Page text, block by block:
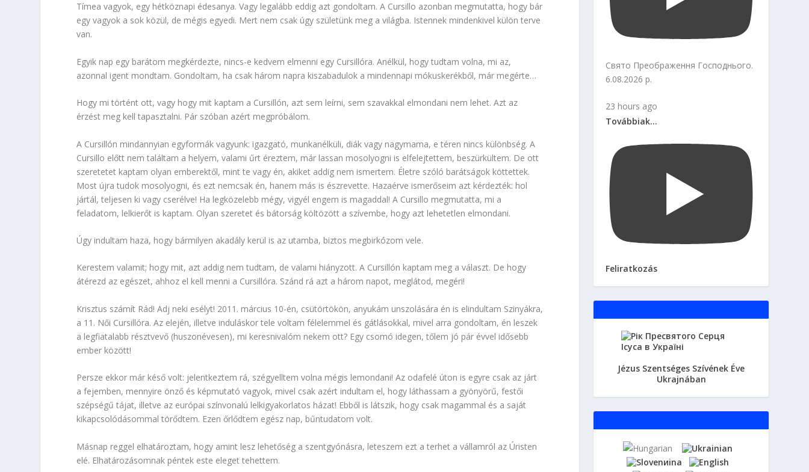
Tímea vagyok, egy hétköznapi édesanya. Vagy legalább eddig azt gondoltam. A Cursillo azonban megmutatta, hogy bár
egy vagyok a sok közül, de mégis egyedi. Mert nem csak úgy születünk meg a világba. Istennek mindenkivel külön terve
van.
Egyik nap egy barátom megkérdezte, nincs-e kedvem elmenni egy Cursillóra. Anélkül, hogy tudtam volna, mi az,
azonnal igent mondtam. Gondoltam, ha csak három napra kiszabadulok a mindennapi mókuskerékből, már megérte…
Hogy mi történt ott, vagy hogy mit kaptam a Cursillón, azt sem leírni, sem szavakkal elmondani nem lehet. Azt az
érzést meg kell tapasztalni. Pár szóban azért megpróbálom.
A Cursillón mindannyian egyformák vagyunk: igazgató, munkanélküli, diák vagy nagymama, e téren nincs különbség. A
Cursillo előtt nem találtam a helyem, valami űrt éreztem, már lassan mosolyogni is elfelejtettem, beszürkültem. De ott
szeretetet kaptam olyan emberektől, mint te vagy én, akiket addig nem ismertem. Életre szóló barátságok köttettek.
Most újra tudok mosolyogni, és ezt nemcsak én, hanem más is észrevette. Hazaérve ismerőseim azt kérdezték: hol
jártál, teljesen ki vagy cserélve! Ha legközelebb mégy, vigyél engem is magaddal! A Cursillo megmutatta, mi a
feladatom, lelkierőt is kaptam. Olyan szeretet és bátorság költözött a szívembe, hogy azt lehetetlen elmondani.
Úgy indultam haza, hogy bármilyen akadály kerül is az utamba, biztos megbirkózom vele.
Kerestem valamit; hogy mit, azt addig nem tudtam, de valami hiányzott. A Cursillón kaptam meg a választ. De hogy
átérezd az egészet, ahhoz el kell menni a Cursillóra. Szánd rá azt a három napot, meglátod, megéri!
Krisztus számít Rád! Adj neki esélyt! 2011. március 10-én, csütörtökön, anyukám unszolására én is elindultam Szinyákra,
a 11. Női Cursillóra. Az elején, illetve induláskor tele voltam félelemmel és gátlásokkal, mivel arra gondoltam, én leszek
a legfiatalabb résztvevő (huszonévesen), mi keresnivalóm nekem ott? Egy csomó idegen, tőlem jó pár évvel idősebb
ember között!
Persze ekkor már késő volt: jelentkeztem rá, szégyelltem volna mégis lemondani! Az odafelé úton is egyre csak az járt
a fejemben, mennyire önző és képmutató vagyok, mivel csak azért indultam el, hogy láthassam a gyönyörű, festői
szépségű tájat, illetve az európai színvonalú lelkigyakorlatos házat! Ebből is látszik, hogy csak magammal és a saját
kikapcsolódásommal törődtem. Ezen őrlődtem egész nap, bűntudatom volt.
Másnap reggel elhatároztam, hogy amint lesz lehetőség a szentgyónásra, leteszem ezt a terhet a vállamról az Úristen
elé. Elhatározásomnak péntek este eleget tehettem.
Свято Преображення Господнього.
6.08.2026 р.
23 hours ago
Továbbiak...
Feliratkozás
Jézus Szentséges Szívének Éve
Ukrajnában